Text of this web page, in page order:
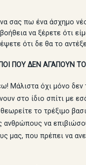
σας πω ένα άσχημο
να ξέρετε ότι
ότι δε θα το
ΠΟΥ ΔΕΝ ΑΓΑΠΟΥΝ
Μάλιστα όχι μόνο
στο ίδιο σπίτι με
το τρέξιμο
ανθρώπους να
μας, που πρέπει να